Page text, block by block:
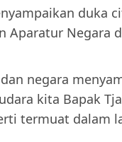
duka
Aparatur Negara
negara
kita Bapak
termuat dalam